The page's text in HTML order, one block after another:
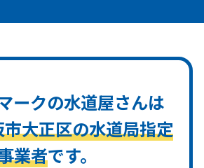
ークの水道屋さんは
大正区の水道局指定
業者です。